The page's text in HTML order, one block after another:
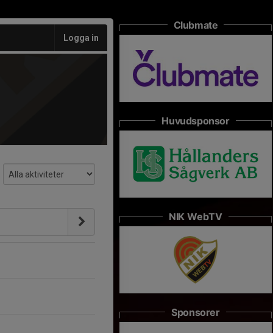
Logga in
Clubmate
Huvudsponsor
NIK WebTV
Sponsorer